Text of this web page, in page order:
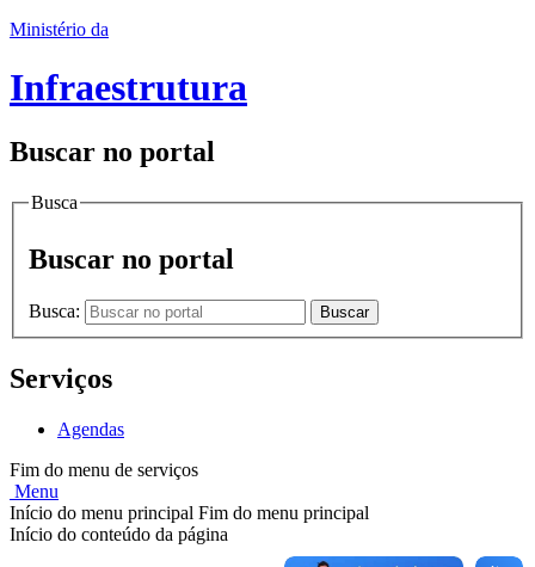
Ministério da
Infraestrutura
Buscar no portal
Busca
Buscar no portal
Busca: Buscar
Serviços
Agendas
Fim do menu de serviços
Menu
Início do menu principal Fim do menu principal
Início do conteúdo da página